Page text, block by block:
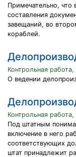
Примечательно, что
составления
завещаний, во
кораблей.
Контрольная
О ведении
Контрольная
Под штатным
включение в него
соответствующих
штат принадлежит